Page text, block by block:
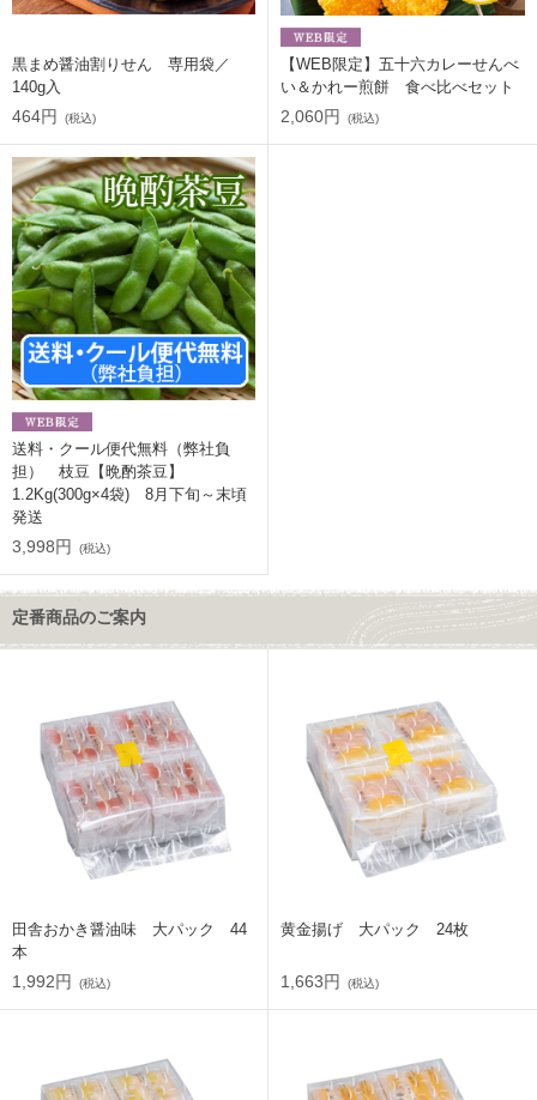
黒まめ醤油割りせん 専用袋／
140g入
464円 (税込)
【WEB限定】五十六カレーせんべ
い＆かれー煎餅 食べ比べセット
2,060円 (税込)
送料・クール便代無料（弊社負
担） 枝豆【晩酌茶豆】
1.2Kg(300g×4袋) 8月下旬～末頃
発送
3,998円 (税込)
定番商品のご案内
田舎おかき醤油味 大パック 44
本
1,992円 (税込)
黄金揚げ 大パック 24枚
1,663円 (税込)